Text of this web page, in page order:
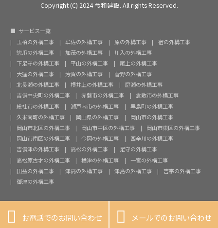
Copyright (C) 2024 令和建設. All rights Reserved.
サービス一覧
玉柏の外構工事
牟佐の外構工事 原の外構工事
宿の外構工事
惣爪の外構工事
加茂の外構工事
川入の外構工事
下足守の外構工事
平山の外構工事
尾上の外構工事
大窪の外構工事
芳賀の外構工事
菅野の外構工事
北長瀬の外構工事
横井上の外構工事
庭瀬の外構工事
吉備中央町の外構工事
赤磐市の外構工事
倉敷市の外構工事
総社市の外構工事
瀬戸内市の外構工事
早島町の外構工事
久米南町の外構工事
岡山県の外構工事
岡山市の外構工事
岡山市北区の外構工事
岡山市中区の外構工事
岡山市東区の外構工事
岡山市南区の外構工事
今岡の外構工事
西辛川の外構工事
吉備津の外構工事
高松の外構工事
足守の外構工事
高松原古才の外構工事
楢津の外構工事
一宮の外構工事
田益の外構工事
津高の外構工事 津島の外構工事
吉宗の外構工事
御津の外構工事
 お電話でのお問い合わせ  メールでのお問い合わせ